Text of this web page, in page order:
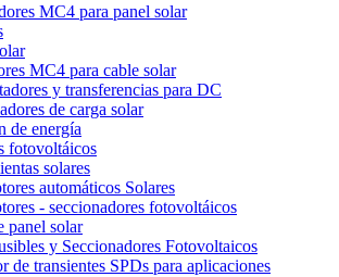
MC4 para panel solar
MC4 para cable solar
y transferencias para DC
de carga solar
de energía
fotovoltáicos
solares
automáticos Solares
- seccionadores fotovoltáicos
panel solar
y Seccionadores Fotovoltaicos
de transientes SPDs para aplicaciones